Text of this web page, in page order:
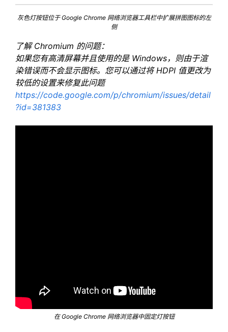
灰色灯按钮位于 Google Chrome 网络浏览器工具栏中扩展拼图图标的左
侧
了解 Chromium 的问题：
如果您有高清屏幕并且使用的是 Windows，则由于渲
染错误而不会显示图标。您可以通过将 HDPI 值更改为
较低的设置来修复此问题
https://code.google.com/p/chromium/issues/detail
?id=381383
在 Google Chrome 网络浏览器中固定灯按钮